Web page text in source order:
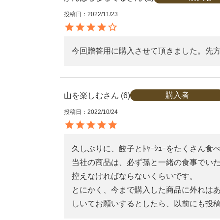
投稿日 2022/11/23
今回贈答用に購入させて頂きました。先
山を楽しむ 6 購入者
投稿日 2022/10/24
久しぶりに、餃子とﾄｬｰｼｭｰをたくさん食
当社の商品は、必ず孫と一緒の食事でい
控えなければならないくらいです。
とにかく、今まで購入した商品に外れは